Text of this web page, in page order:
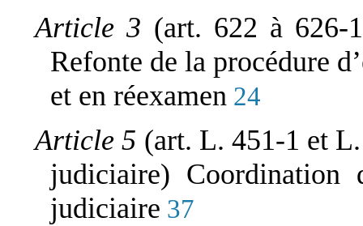
Article 3 (art. 622 à 626-
Refonte de la procédure
et en réexamen 24
Article 5 (art. L. 451-1 et
judiciaire) Coordination
judiciaire 37